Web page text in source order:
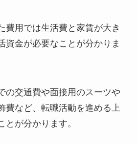
費用では生活費と家賃が大き
資金が必要なことが分かりま
の交通費や面接用のスーツや
費など、 転職活動を進める上
とが分かります。